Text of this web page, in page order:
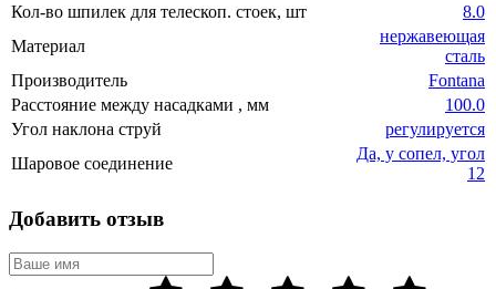
Кол-во шпилек для телескоп. стоек, шт
8.0
Материал
нержавеющая
сталь
Производитель
Fontana
Расстояние между насадками , мм
100.0
Угол наклона струй
регулируется
Шаровое соединение
Да, у сопел, угол
12
Добавить отзыв